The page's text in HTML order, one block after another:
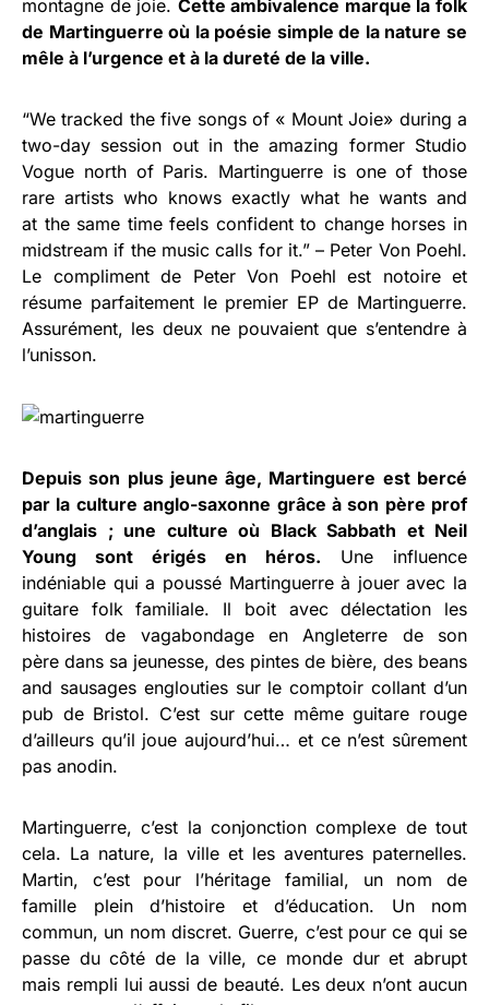
montagne de joie. Cette ambivalence marque la folk
de Martinguerre où la poésie simple de la nature se
mêle à l’urgence et à la dureté de la ville.
“We tracked the five songs of « Mount Joie» during a
two-day session out in the amazing former Studio
Vogue north of Paris. Martinguerre is one of those
rare artists who knows exactly what he wants and
at the same time feels confident to change horses in
midstream if the music calls for it.” – Peter Von Poehl.
Le compliment de Peter Von Poehl est notoire et
résume parfaitement le premier EP de Martinguerre.
Assurément, les deux ne pouvaient que s’entendre à
l’unisson.
Depuis son plus jeune âge, Martinguere est bercé
par la culture anglo-saxonne grâce à son père prof
d’anglais ; une culture où Black Sabbath et Neil
Young sont érigés en héros. Une influence
indéniable qui a poussé Martinguerre à jouer avec la
guitare folk familiale. Il boit avec délectation les
histoires de vagabondage en Angleterre de son
père dans sa jeunesse, des pintes de bière, des beans
and sausages englouties sur le comptoir collant d’un
pub de Bristol. C’est sur cette même guitare rouge
d’ailleurs qu’il joue aujourd’hui… et ce n’est sûrement
pas anodin.
Martinguerre, c’est la conjonction complexe de tout
cela. La nature, la ville et les aventures paternelles.
Martin, c’est pour l’héritage familial, un nom de
famille plein d’histoire et d’éducation. Un nom
commun, un nom discret. Guerre, c’est pour ce qui se
passe du côté de la ville, ce monde dur et abrupt
mais rempli lui aussi de beauté. Les deux n’ont aucun